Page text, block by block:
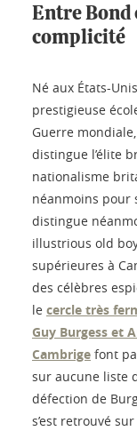
Entre Bond
complicité
Né aux États-
prestigieuse
Guerre
distingue l’élite
nationalisme
néanmoins pour
distingue
illustrious old
supérieures à
des célèbres
le cercle très
Guy Burgess et
Cambrige font
sur aucune liste
défection de
s’est retrouvé